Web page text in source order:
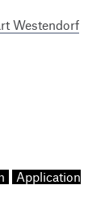
Westendorf
Application